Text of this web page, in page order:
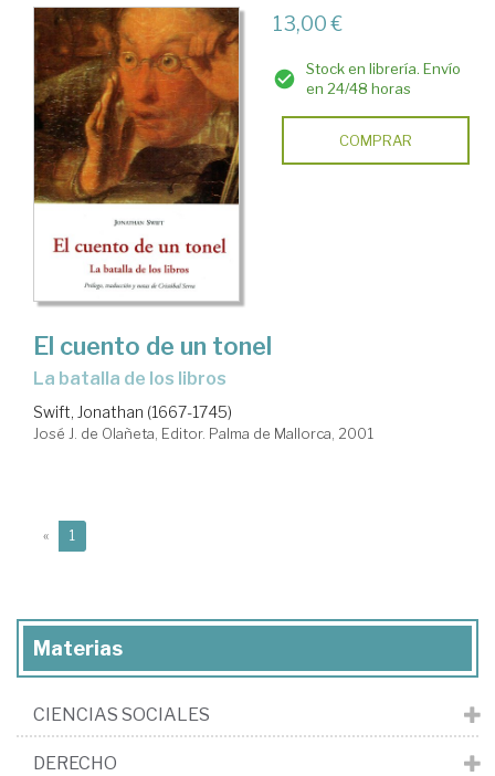
13,00 €
Stock en librería. Envío
en 24/48 horas
COMPRAR
El cuento de un tonel
la batalla de los libros
Swift, Jonathan (1667-1745)
José J. de Olañeta, Editor. Palma de Mallorca, 2001
« 1
Materias
CIENCIAS SOCIALES
DERECHO